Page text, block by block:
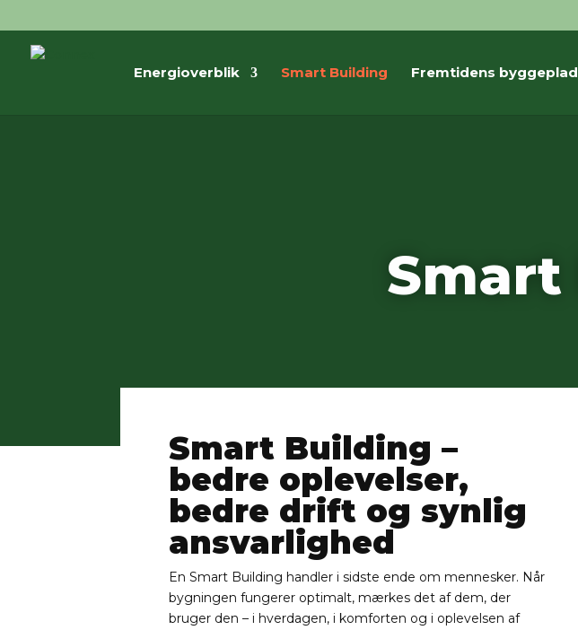
Energioverblik Smart Building Fremtidens
Smart Building –
bedre oplevelser,
bedre drift og synlig
ansvarlighed
En Smart Building handler i sidste ende om mennesker. Når
bygningen fungerer optimalt, mærkes det af dem, der
bruger den – i hverdagen, i komforten og i oplevelsen af